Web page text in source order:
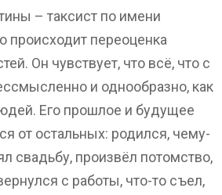
– таксист по имени
происходит переоценка
Он чувствует, что всё, что с
и однообразно, как
Его прошлое и будущее
от остальных: родился, чему-
свадьбу, произвёл потомство,
с работы, что-то съел,